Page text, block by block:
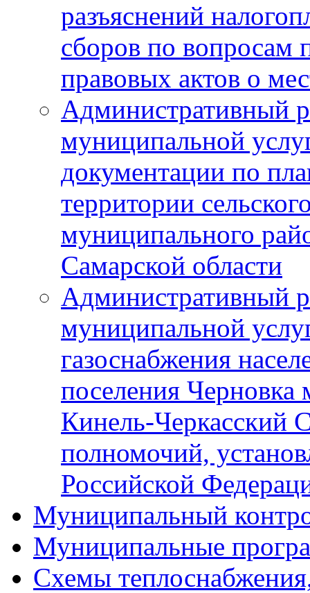
разъяснений
сборов по вопросам
правовых актов о
Административный
муниципальной
документации по
территории
муниципального
Самарской области
Административный
муниципальной
газоснабжения
поселения Черновка
Кинель-Черкасский
полномочий,
Российской
Муниципальный
Муниципальные
Схемы